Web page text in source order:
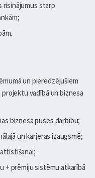
risinājumus starp
un pieredzējušiem
vadībā un biznesa
biznesa puses darbību;
un karjeras izaugsmē;
+ prēmiju sistēmu atkarībā